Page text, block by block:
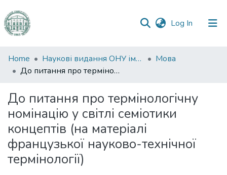
Log In (current)
Communities
&
All of DSpace
Statistics
Home Наукові видання ОНУ імені І. І. Мечникова
Мова
До питання про термінологічну номінацію у світлі семіотики концептів (на матеріалі французької науково-технічної термінології)
До питання про термінологічну
номінацію у світлі семіотики
концептів (на матеріалі
французької науково-технічної
термінології)